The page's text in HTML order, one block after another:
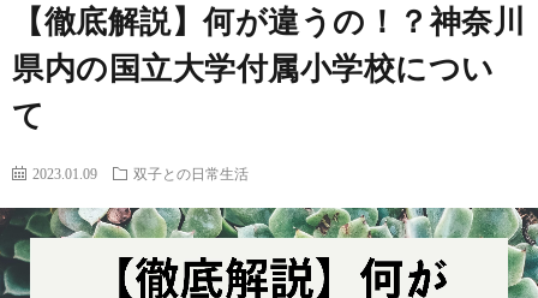
ス
ツ
【徹底解説】何が違うの！？神奈川
県内の国立大学付属小学校につい
て
2023.01.09 双子との日常生活